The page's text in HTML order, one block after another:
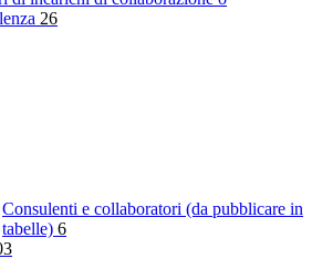
26
Consulenti e collaboratori (da pubblicare in
tabelle) 6